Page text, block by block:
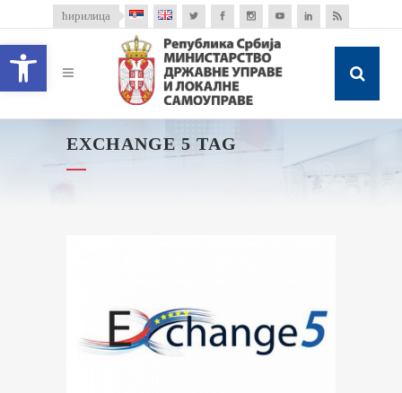
Open toolbar
ћирилица
EXCHANGE 5 TAG